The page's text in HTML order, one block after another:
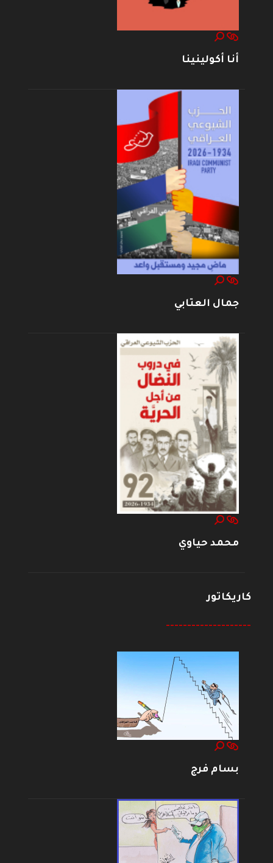
أنا أكولينينا
جمال العتابي
محمد حياوي
كاريكاتور
--------------------
بسام فرج